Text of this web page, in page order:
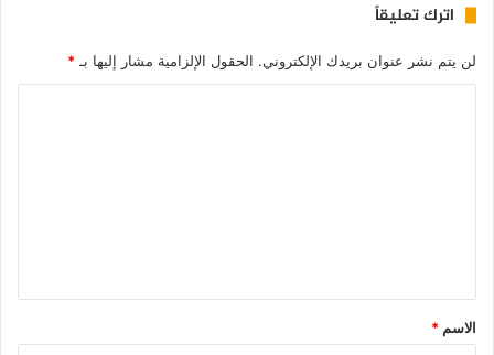
اترك تعليقاً
لن يتم نشر عنوان بريدك الإلكتروني. الحقول الإلزامية مشار إليها بـ *
الاسم *